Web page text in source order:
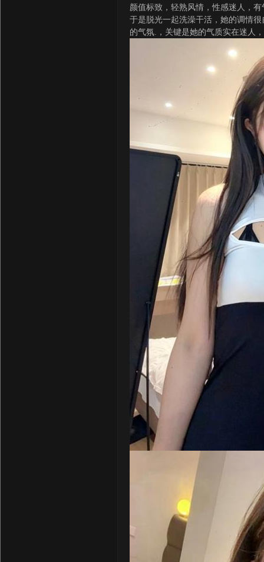
颜值标致，轻熟风情，性感迷人，
于是脱光一起洗澡干活，她的调情
的气氛.，关键是她的气质实在迷人